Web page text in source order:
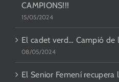
CAMPIONS!!!
15/05/2024
El cadet verd… Campió de
08/05/2024
El Senior Femení recupera